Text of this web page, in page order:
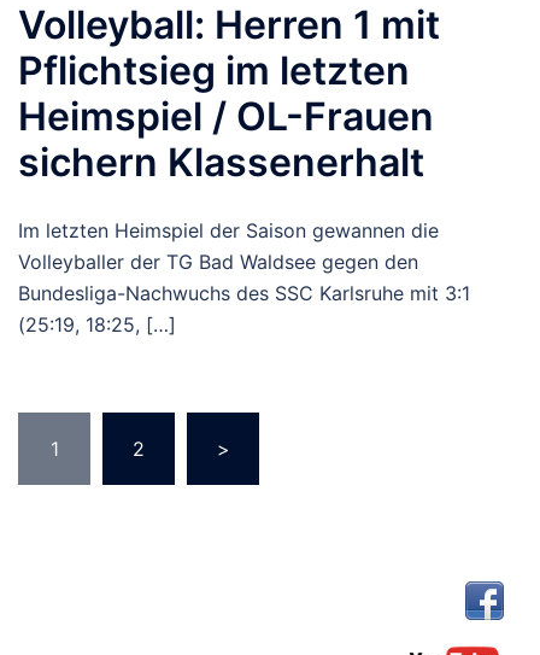
Volleyball: Herren 1 mit
Pflichtsieg im letzten
Heimspiel / OL-Frauen
sichern Klassenerhalt
Im letzten Heimspiel der Saison gewannen die
Volleyballer der TG Bad Waldsee gegen den
Bundesliga-Nachwuchs des SSC Karlsruhe mit 3:1
(25:19, 18:25, […]
der
Beiträge
1 2 >